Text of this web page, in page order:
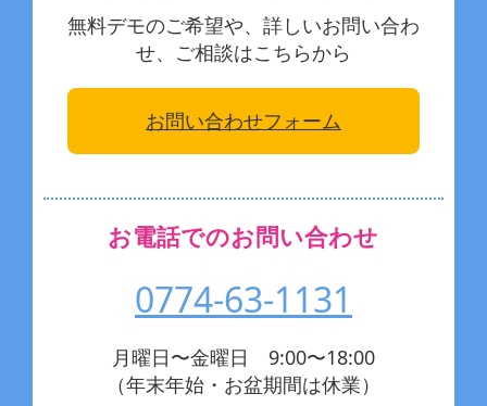
無料デモのご希望や、詳しいお問い合わ
せ、ご相談はこちらから
お問い合わせフォーム
お電話でのお問い合わせ
0774-63-1131
月曜日〜金曜日 9:00〜18:00
（年末年始・お盆期間は休業）